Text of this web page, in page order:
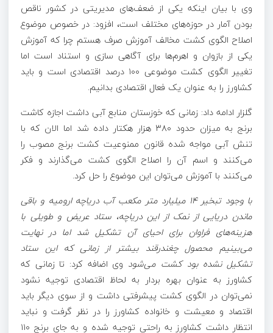
وی با بیان اینکه یکی از ضعف‌های مدیریتی در کشور ناقص
بودن آمار در حوزه‌های مختلف است، افزود: در خصوص موضوع
اصلاح الگوی کشت مخالف آموزش صرف هستم چرا که آموزش
یکی از بازوان و اهرم‌ها برای آگاهی سازی و استناد است اما
تغییر الگوی کشت موضوعی ۱۰۰ درصد اقتصادی است و باید
کشاورز را به عنوان یک فعال اقتصادی بدانیم.
گلزار ادامه داد: زمانی که خوزستان منابع آبی داشت اجازه کاشت
برنج به میزان حدود ۳۸۰ هزار هکتار داده شد اما الان که با
تنش آبی مواجه شده قانون ممنوعیت کشت برنج مصوب را
می‌کنند و اسم آن را اصلاح الگوی کشت می‌گذارند و فکر
می‌کنند با آموزش می‌توان این موضوع را حل کرد.
با وجود تبخیر ۱۴ میلیارد متر مکعب آب دریاچه ارومیه و باقی
ماندن دریایی از نمک از این دریاچه، ستاد عریض و طویلی با
هزینه‌های فراوان برای احیای آن تشکیل شد اما در نهایت
می‌بینیم محصول چغندرقند بیشتر از زمانی که این ستاد
تشکیل نشده بود کشت می‌شود وی اضافه کرد: تا زمانی که
کشاورز به عنوان بهره بردار به لحاظ اقتصادی توجیه نشود
نمی‌توان در الگوی کشت پیشرفتی داشت و از سوی دیگر باید
اقتصاد و معیشت و خانواده کشاورز را در نظر گرفت و نباید
انتظار داشت کشاورز به راحتی توجیه شده و به جای
برنج ۱۱۰